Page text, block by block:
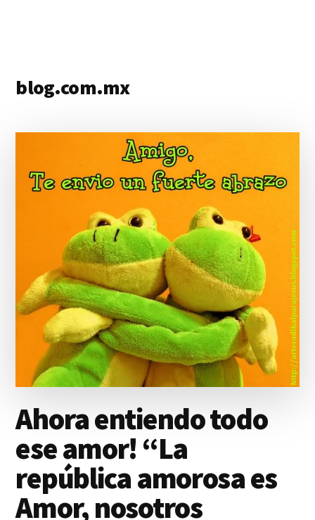
blog.com.mx
Ahora entiendo todo
ese amor! “La
república amorosa es
Amor, nosotros